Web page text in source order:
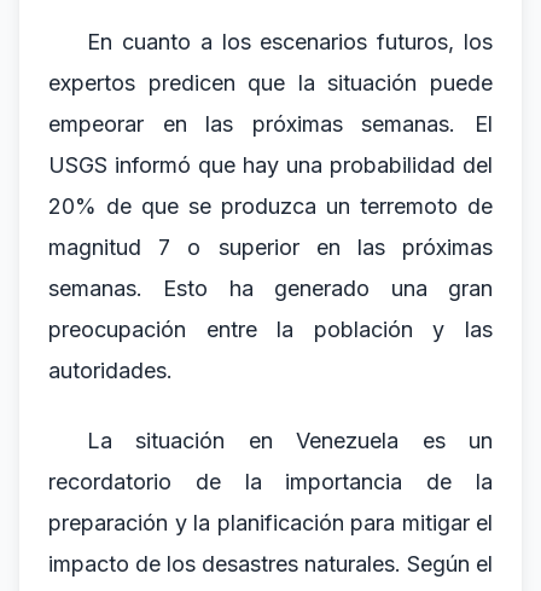
En cuanto a los escenarios futuros, los
expertos predicen que la situación puede
empeorar en las próximas semanas. El
USGS informó que hay una probabilidad del
20% de que se produzca un terremoto de
magnitud 7 o superior en las próximas
semanas. Esto ha generado una gran
preocupación entre la población y las
autoridades.
La situación en Venezuela es un
recordatorio de la importancia de la
preparación y la planificación para mitigar el
impacto de los desastres naturales. Según el